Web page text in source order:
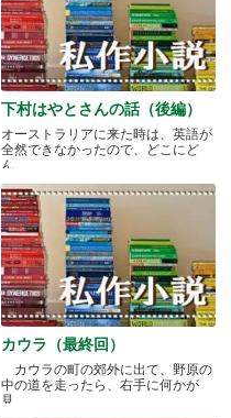
下村はやとさんの話（後編）
オーストラリアに来た時は、英語が
全然できなかったので、どこにど
ん.....
カウラ（最終回）
カウラの町の郊外に出て、野原の
中の道を走ったら、右手に何かが
見.....